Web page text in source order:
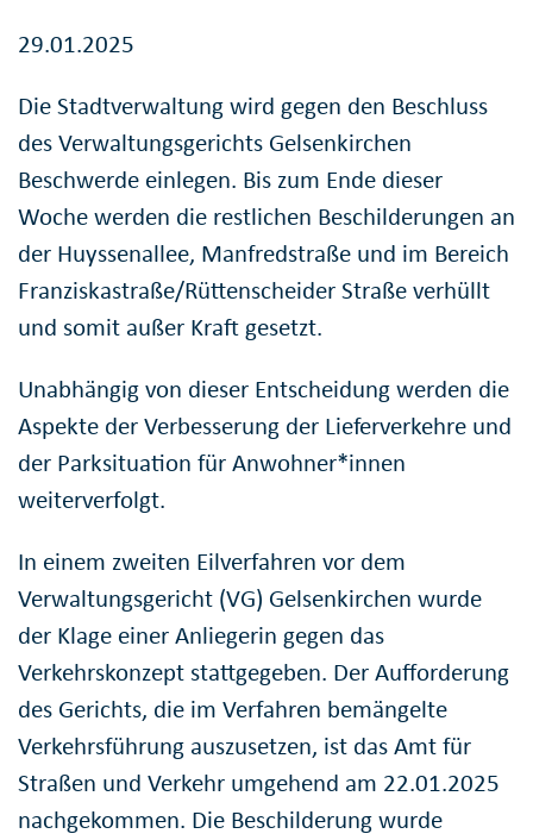
29.01.2025
Die Stadtverwaltung wird gegen den Beschluss
des Verwaltungsgerichts Gelsenkirchen
Beschwerde einlegen. Bis zum Ende dieser
Woche werden die restlichen Beschilderungen an
der Huyssenallee, Manfredstraße und im Bereich
Franziskastraße/Rüttenscheider Straße verhüllt
und somit außer Kraft gesetzt.
Unabhängig von dieser Entscheidung werden die
Aspekte der Verbesserung der Lieferverkehre und
der Parksituation für Anwohner*innen
weiterverfolgt.
In einem zweiten Eilverfahren vor dem
Verwaltungsgericht (VG) Gelsenkirchen wurde
der Klage einer Anliegerin gegen das
Verkehrskonzept stattgegeben. Der Aufforderung
des Gerichts, die im Verfahren bemängelte
Verkehrsführung auszusetzen, ist das Amt für
Straßen und Verkehr umgehend am 22.01.2025
nachgekommen. Die Beschilderung wurde